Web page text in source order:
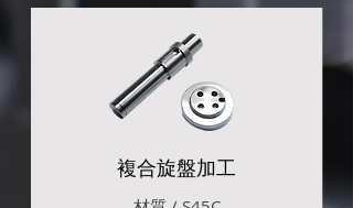
複合旋盤加工